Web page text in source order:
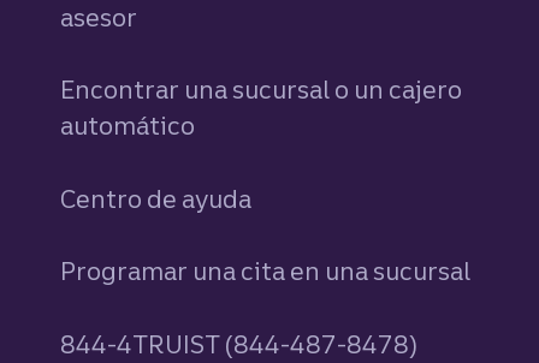
asesor
Encontrar una sucursal o un cajero
automático
Centro de ayuda
Programar una cita en una sucursal
844-4TRUIST (844-487-8478)